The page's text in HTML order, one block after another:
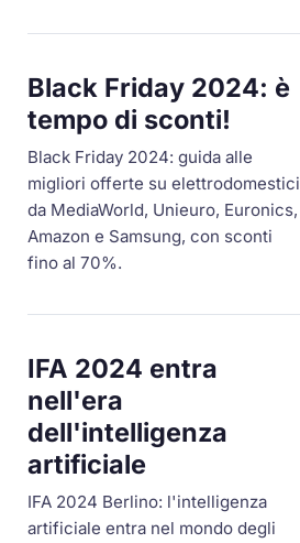
Black Friday 2024: è
tempo di sconti!
Black Friday 2024: guida alle
migliori offerte su elettrodomestici
da MediaWorld, Unieuro, Euronics,
Amazon e Samsung, con sconti
fino al 70%.
IFA 2024 entra
nell'era
dell'intelligenza
artificiale
IFA 2024 Berlino: l'intelligenza
artificiale entra nel mondo degli